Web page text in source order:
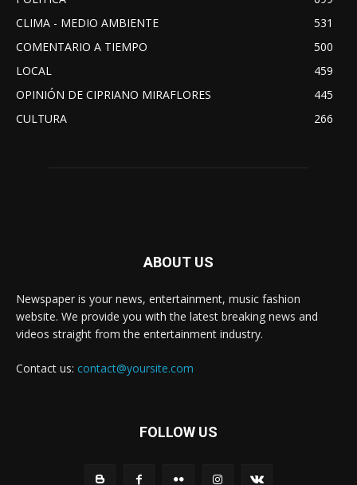
CLIMA - MEDIO AMBIENTE
531
COMENTARIO A TIEMPO
500
LOCAL
459
OPINIÓN DE CIPRIANO MIRAFLORES
445
CULTURA
266
ABOUT US
Newspaper is your news, entertainment, music fashion
website. We provide you with the latest breaking news and
videos straight from the entertainment industry.
Contact us: contact@yoursite.com
FOLLOW US